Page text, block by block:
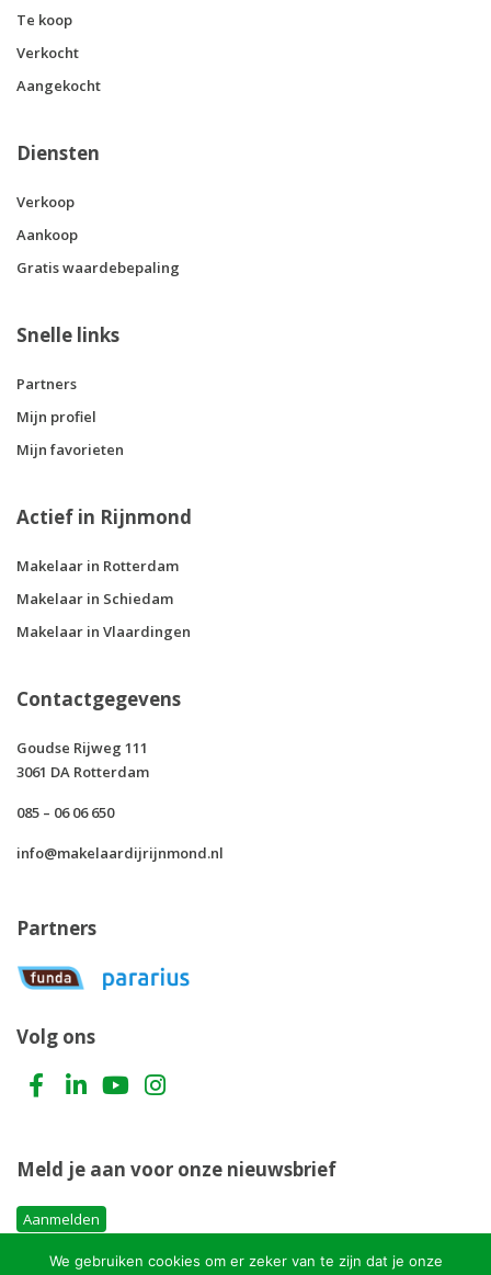
Te koop
Verkocht
Aangekocht
Diensten
Verkoop
Aankoop
Gratis waardebepaling
Snelle links
Partners
Mijn profiel
Mijn favorieten
Actief in Rijnmond
Makelaar in Rotterdam
Makelaar in Schiedam
Makelaar in Vlaardingen
Contactgegevens
Goudse Rijweg 111
3061 DA Rotterdam
085 – 06 06 650
info@makelaardijrijnmond.nl
Partners
Volg ons
Meld je aan voor onze nieuwsbrief
Aanmelden
We gebruiken cookies om er zeker van te zijn dat je onze